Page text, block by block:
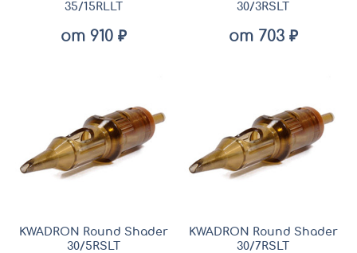
35/15RLLT
от 910 ₽
30/3RSLT
от 703 ₽
KWADRON Round Shader
30/5RSLT
KWADRON Round Shader
30/7RSLT